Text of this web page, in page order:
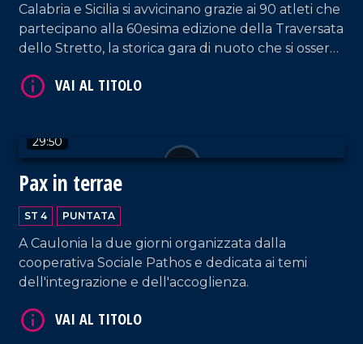
Calabria e Sicilia si avvicinano grazie ai 90 atleti che
partecipano alla 60esima edizione della Traversata
dello Stretto, la storica gara di nuoto che si osserva
29:50
Pax in terrae
ST 4 PUNTATA
A Caulonia la due giorni organizzata dalla
cooperativa Sociale Pathos e dedicata ai temi
dell'integrazione e dell'accoglienza.
VAI AL TITOLO